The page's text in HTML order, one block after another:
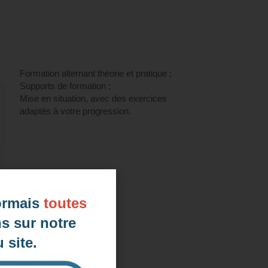
Formation alternant théorie et pratique ;
Supports de formation ;
Mise en situation, avec des exercices
adaptés à votre progression.
toutes
sur notre
site.